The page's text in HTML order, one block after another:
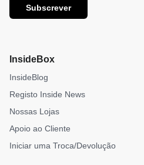
Subscrever
InsideBox
InsideBlog
Registo Inside News
Nossas Lojas
Apoio ao Cliente
Iniciar uma Troca/Devolução